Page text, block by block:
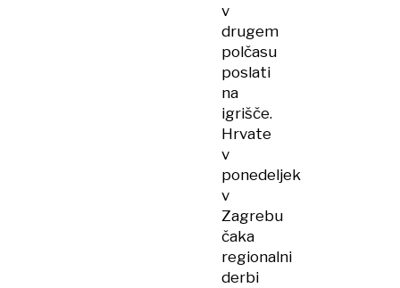
v
drugem
polčasu
poslati
na
igrišče.
Hrvate
v
ponedeljek
v
Zagrebu
čaka
regionalni
derbi